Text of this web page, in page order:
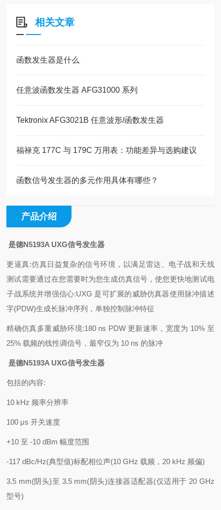
相关文章
函数发生器是什么
任意波函数发生器 AFG31000 系列
Tektronix AFG3021B 任意波形/函数发生器
福禄克 177C 与 179C 万用表：功能差异与选购建议
函数信号发生器的多元作用具体有哪些？
产品介绍
是德N5193A UXG信号发生器
更逼真:仿真日益复杂的信号环境，以满足雷达、电子战和天线
测试需要通过在您需要时为您生成仿真信号，使您更快地测试电
子战系统并增强信心:UXG 是可扩展的威胁仿真器使用脉冲描述
字(PDW)生成长脉冲序列，单独控制脉冲特征
精确仿真多重威胁环境:180 ns PDW 更新速率，宽度为 10% 至
25% 载频的线性调信号，最窄仅为 10 ns 的脉冲
是德N5193A UXG信号发生器
包括的内容:
10 kHz 频率分辨率
100 μs 开关速度
+10 至 -10 dBm 幅度范围
-117 dBc/Hz(典型值)标配相位声(10 GHz 载频，20 kHz 频偏)
3.5 mm(阴头)至 3.5 mm(阴头)连接器适配器(仅适用于 20 GHz
型号)